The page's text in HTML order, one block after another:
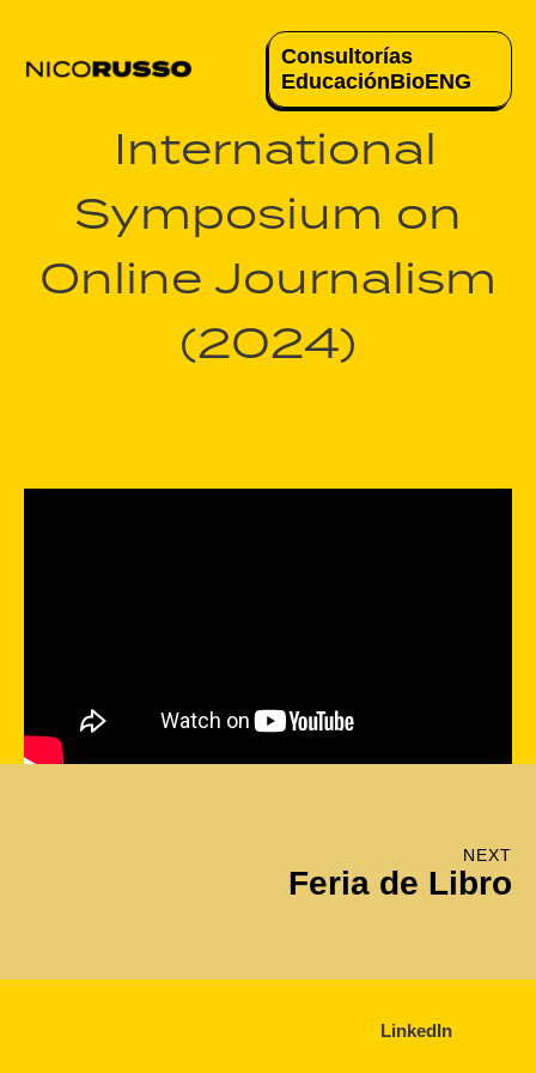
Consultorías
EducaciónBioENG
International
Symposium on
Online Journalism
(2024)
NEXT
Feria de Libro
LinkedIn